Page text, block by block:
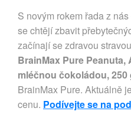
S novým rokem řada z
se chtějí zbavit
začínají se zdravou
BrainMax Pure
mléčnou čokoládou, 250
BrainMax Pure. Aktuálně
cenu. Podívejte se na